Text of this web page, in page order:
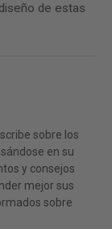
de estas
sobre los
en su
y consejos
mejor sus
sobre